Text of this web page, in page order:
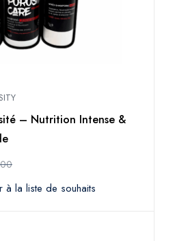
– Nutrition Intense &
à la liste de souhaits